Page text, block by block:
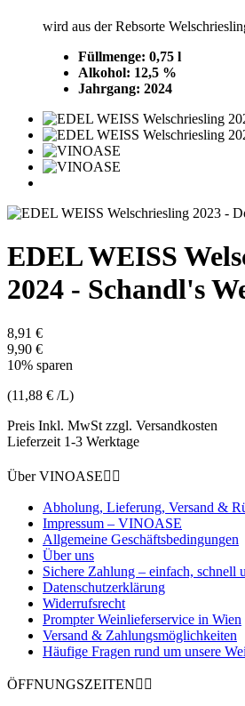
wird aus der Rebsorte
Füllmenge: 0,75 l
Alkohol: 12,5 %
Jahrgang: 2024
EDEL WEISS
2024 - Schandl's
8,91 €
9,90 €
10% sparen
(11,88 € /L)
Preis Inkl. MwSt zzgl. Versandkosten
Lieferzeit 1-3 Werktage
Über VINOASE 
Abholung, Lieferung, Versand &
Impressum – VINOASE
Allgemeine Geschäftsbedingungen
Über uns
Sichere Zahlung – einfach, schnell
Datenschutzerklärung
Widerrufsrecht
Prompter Weinlieferservice in Wien
Versand & Zahlungsmöglichkeiten
Häufige Fragen rund um unsere
ÖFFNUNGSZEITEN 